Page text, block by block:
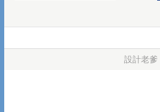
設計老爹